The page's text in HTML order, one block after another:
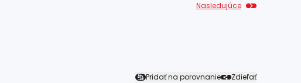
Nasledujúce
Pridať na porovnanie Zdieľať